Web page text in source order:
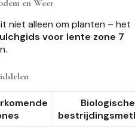
en Weer
niet alleen om planten – het
voor lente zone 7
Biologische